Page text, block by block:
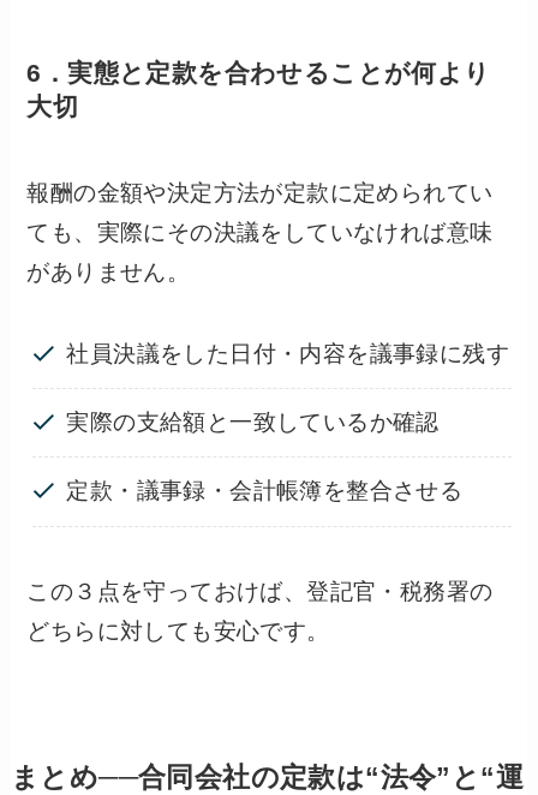
6．実態と定款を合わせることが何より
大切
報酬の金額や決定方法が定款に定められてい
ても、実際にその決議をしていなければ意味
がありません。
社員決議をした日付・内容を議事録に残す
実際の支給額と一致しているか確認
定款・議事録・会計帳簿を整合させる
この３点を守っておけば、登記官・税務署の
どちらに対しても安心です。
まとめ──合同会社の定款は“法令”と“運